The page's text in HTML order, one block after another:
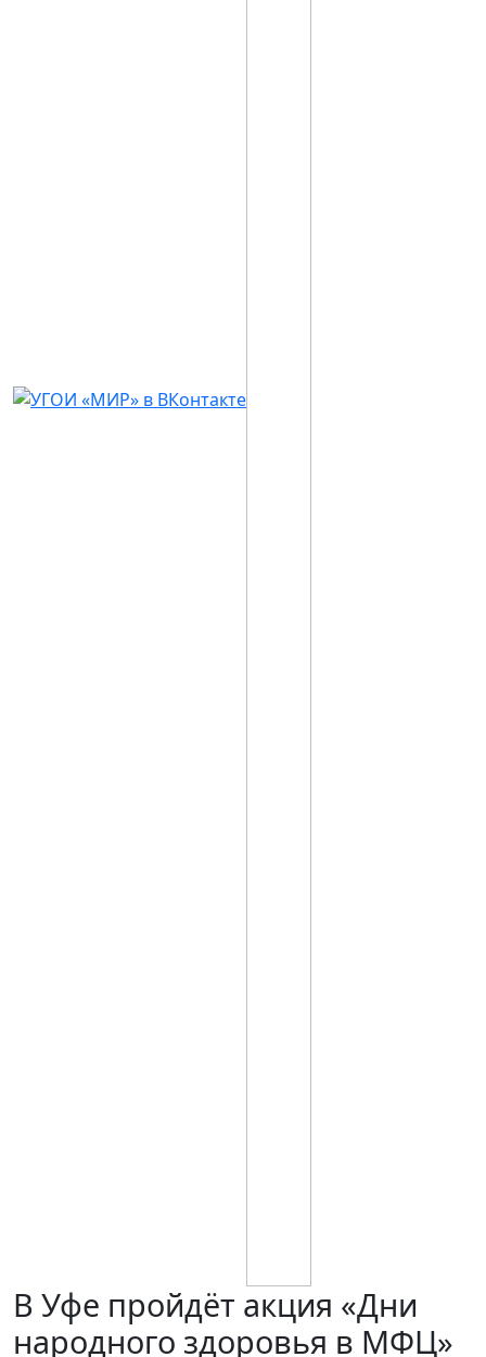
В Уфе пройдёт акция «Дни
народного здоровья в МФЦ»